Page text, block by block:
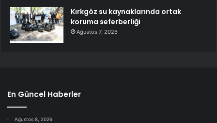
Kırkgöz su kaynaklarında ortak
koruma seferberliği
Ağustos 7, 2026
En Güncel Haberler
Ağustos 8, 2026